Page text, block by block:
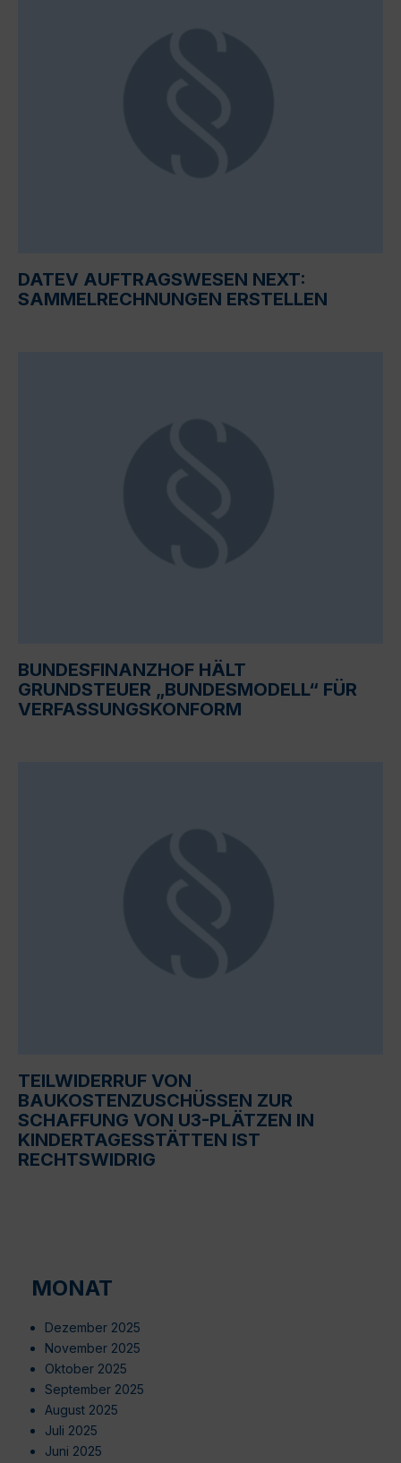
DATEV AUFTRAGSWESEN NEXT:
SAMMELRECHNUNGEN ERSTELLEN
BUNDESFINANZHOF HÄLT
GRUNDSTEUER „BUNDESMODELL“ FÜR
VERFASSUNGSKONFORM
TEILWIDERRUF VON
BAUKOSTENZUSCHÜSSEN ZUR
SCHAFFUNG VON U3-PLÄTZEN IN
KINDERTAGESSTÄTTEN IST
RECHTSWIDRIG
MONAT
Dezember 2025
November 2025
Oktober 2025
September 2025
August 2025
Juli 2025
Juni 2025